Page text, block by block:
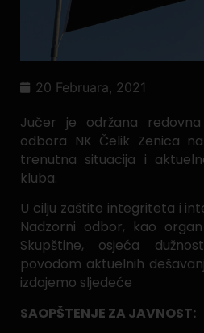
20 Februara, 2021
Jučer je održana
odbora NK Čelik Zenica
trenutna situacija i
kluba.
U cilju zaštite integriteta i
Nadzorni odbor, kao
Skupštine, osjeća
povodom aktuelnih
izdajemo sljedeće
SAOPŠTENJE ZA JAVNOST: